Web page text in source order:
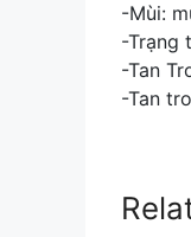
-Mùi:
-Trạng
-Tan
-Tan